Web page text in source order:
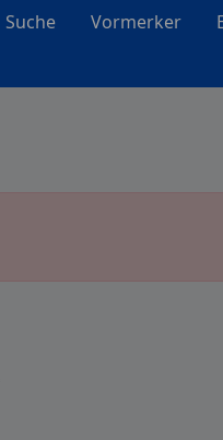
Suche Vormerker